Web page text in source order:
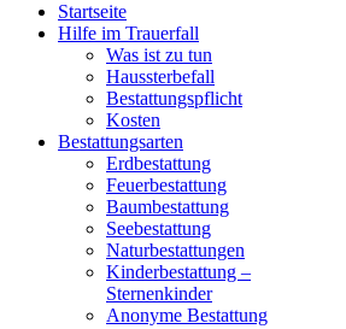
Startseite
Hilfe im Trauerfall
Was ist zu tun
Haussterbefall
Bestattungspflicht
Kosten
Bestattungsarten
Erdbestattung
Feuerbestattung
Baumbestattung
Seebestattung
Naturbestattungen
Kinderbestattung –
Sternenkinder
Anonyme Bestattung